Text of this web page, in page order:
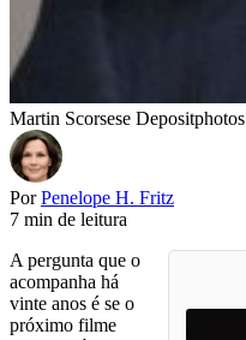
Martin Scorsese Depositphotos
Por Penelope H. Fritz
7 min de leitura
A pergunta que o
acompanha há
vinte anos é se o
próximo filme